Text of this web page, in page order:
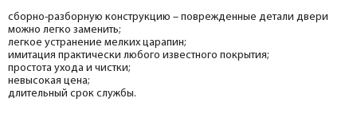
сборно-разборную конструкцию – поврежденные детали двери
можно легко заменить;
легкое устранение мелких царапин;
имитация практически любого известного покрытия;
простота ухода и чистки;
невысокая цена;
длительный срок службы.